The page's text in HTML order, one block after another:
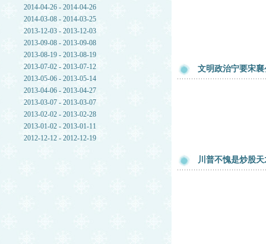
2014-04-26 - 2014-04-26
2014-03-08 - 2014-03-25
2013-12-03 - 2013-12-03
2013-09-08 - 2013-09-08
2013-08-19 - 2013-08-19
2013-07-02 - 2013-07-12
2013-05-06 - 2013-05-14
2013-04-06 - 2013-04-27
2013-03-07 - 2013-03-07
2013-02-02 - 2013-02-28
2013-01-02 - 2013-01-11
2012-12-12 - 2012-12-19
文明政治宁要宋
川普不愧是炒股